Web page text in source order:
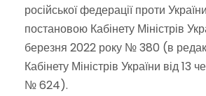
російської федерації проти
постановою Кабінету Міністрів
березня 2022 року № 380 (в
Кабінету Міністрів України від 13
№ 624).